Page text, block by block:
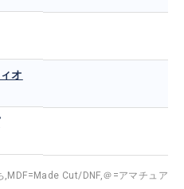
オ
, MDF=Made Cut/DNF,＠=アマチュア